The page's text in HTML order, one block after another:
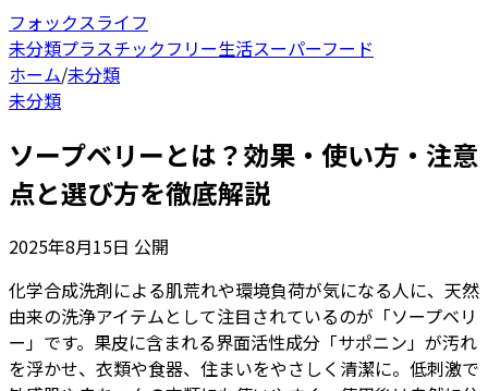
フォックスライフ
未分類プラスチックフリー生活スーパーフード
ホーム/未分類
未分類
ソープベリーとは？効果・使い方・注意
点と選び方を徹底解説
2025年8月15日 公開
化学合成洗剤による肌荒れや環境負荷が気になる人に、天然
由来の洗浄アイテムとして注目されているのが「ソープベリ
ー」です。果皮に含まれる界面活性成分「サポニン」が汚れ
を浮かせ、衣類や食器、住まいをやさしく清潔に。低刺激で